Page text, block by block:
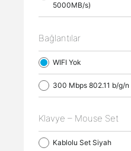
5000MB/s)
Bağlantılar
WIFI Yok
300 Mbps 802.11 b/g/n
Klavye – Mouse Set
Kablolu Set Siyah